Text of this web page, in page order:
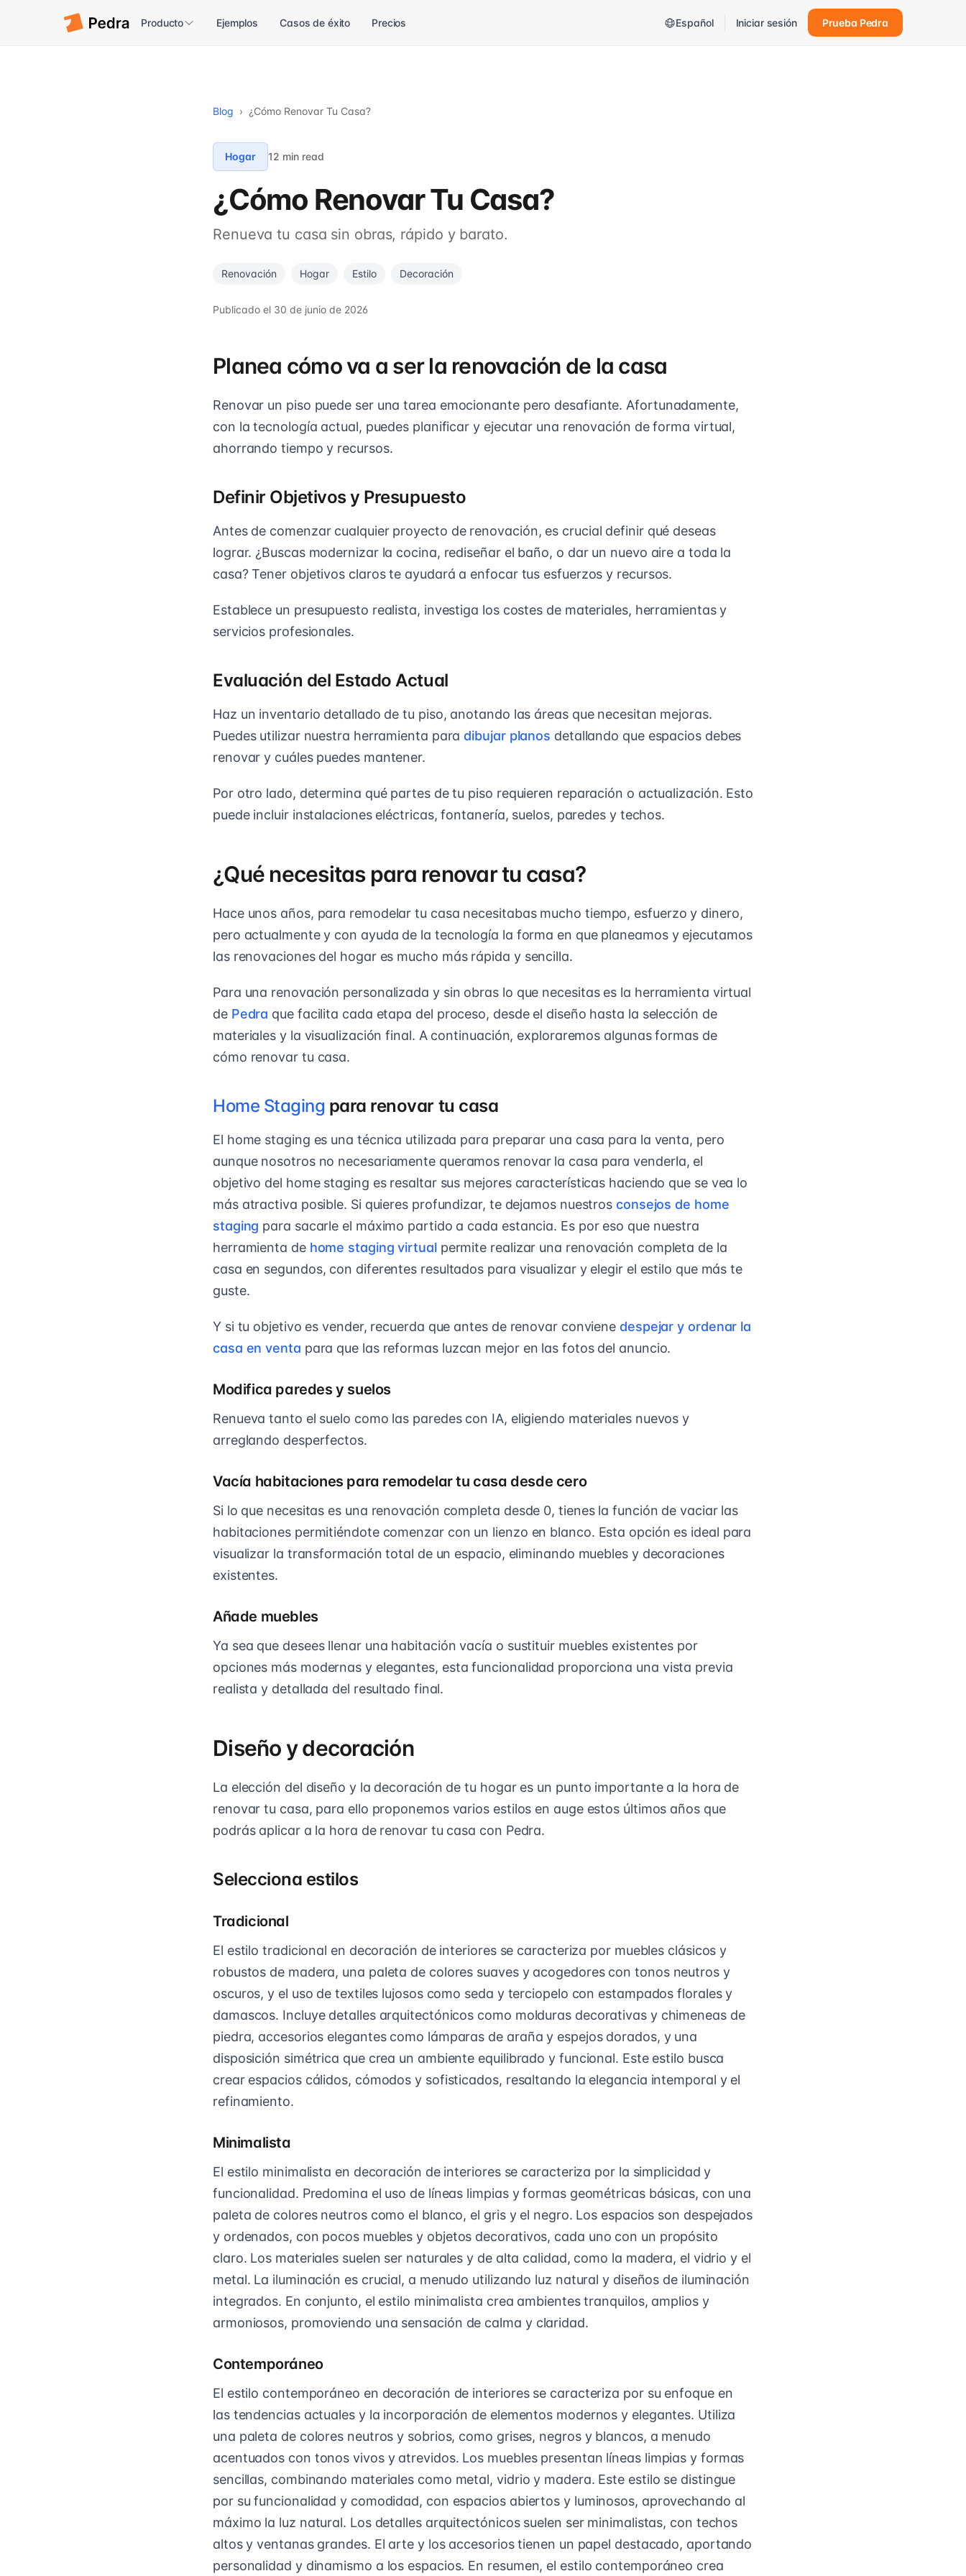
Producto Ejemplos Casos de éxito Precios Español Iniciar sesión Prueba Pedra
Blog › ¿Cómo Renovar Tu Casa?
Hogar 12 min read
¿Cómo Renovar Tu Casa?
Renueva tu casa sin obras, rápido y barato.
Renovación Hogar Estilo Decoración
Publicado el 30 de junio de 2026
Planea cómo va a ser la renovación de la casa
Renovar un piso puede ser una tarea emocionante pero desafiante. Afortunadamente,
con la tecnología actual, puedes planificar y ejecutar una renovación de forma virtual,
ahorrando tiempo y recursos.
Definir Objetivos y Presupuesto
Antes de comenzar cualquier proyecto de renovación, es crucial definir qué deseas
lograr. ¿Buscas modernizar la cocina, rediseñar el baño, o dar un nuevo aire a toda la
casa? Tener objetivos claros te ayudará a enfocar tus esfuerzos y recursos.
Establece un presupuesto realista, investiga los costes de materiales, herramientas y
servicios profesionales.
Evaluación del Estado Actual
Haz un inventario detallado de tu piso, anotando las áreas que necesitan mejoras.
Puedes utilizar nuestra herramienta para dibujar planos detallando que espacios debes
renovar y cuáles puedes mantener.
Por otro lado, determina qué partes de tu piso requieren reparación o actualización. Esto
puede incluir instalaciones eléctricas, fontanería, suelos, paredes y techos.
¿Qué necesitas para renovar tu casa?
Hace unos años, para remodelar tu casa necesitabas mucho tiempo, esfuerzo y dinero,
pero actualmente y con ayuda de la tecnología la forma en que planeamos y ejecutamos
las renovaciones del hogar es mucho más rápida y sencilla.
Para una renovación personalizada y sin obras lo que necesitas es la herramienta virtual
de Pedra que facilita cada etapa del proceso, desde el diseño hasta la selección de
materiales y la visualización final. A continuación, exploraremos algunas formas de
cómo renovar tu casa.
Home Staging para renovar tu casa
El home staging es una técnica utilizada para preparar una casa para la venta, pero
aunque nosotros no necesariamente queramos renovar la casa para venderla, el
objetivo del home staging es resaltar sus mejores características haciendo que se vea lo
más atractiva posible. Si quieres profundizar, te dejamos nuestros consejos de home
staging para sacarle el máximo partido a cada estancia. Es por eso que nuestra
herramienta de home staging virtualpermite realizar una renovación completa de la
casa en segundos, con diferentes resultados para visualizar y elegir el estilo que más te
guste.
Y si tu objetivo es vender, recuerda que antes de renovar conviene despejar y ordenar la
casa en venta para que las reformas luzcan mejor en las fotos del anuncio.
Modifica paredes y suelos
Renueva tanto el suelo como las paredes con IA, eligiendo materiales nuevos y
arreglando desperfectos.
Vacía habitaciones para remodelar tu casa desde cero
Si lo que necesitas es una renovación completa desde 0, tienes la función de vaciar las
habitaciones permitiéndote comenzar con un lienzo en blanco. Esta opción es ideal para
visualizar la transformación total de un espacio, eliminando muebles y decoraciones
existentes.
Añade muebles
Ya sea que desees llenar una habitación vacía o sustituir muebles existentes por
opciones más modernas y elegantes, esta funcionalidad proporciona una vista previa
realista y detallada del resultado final.
Diseño y decoración
La elección del diseño y la decoración de tu hogar es un punto importante a la hora de
renovar tu casa, para ello proponemos varios estilos en auge estos últimos años que
podrás aplicar a la hora de renovar tu casa con Pedra.
Selecciona estilos
Tradicional
El estilo tradicional en decoración de interiores se caracteriza por muebles clásicos y
robustos de madera, una paleta de colores suaves y acogedores con tonos neutros y
oscuros, y el uso de textiles lujosos como seda y terciopelo con estampados florales y
damascos. Incluye detalles arquitectónicos como molduras decorativas y chimeneas de
piedra, accesorios elegantes como lámparas de araña y espejos dorados, y una
disposición simétrica que crea un ambiente equilibrado y funcional. Este estilo busca
crear espacios cálidos, cómodos y sofisticados, resaltando la elegancia intemporal y el
refinamiento.
Minimalista
El estilo minimalista en decoración de interiores se caracteriza por la simplicidad y
funcionalidad. Predomina el uso de líneas limpias y formas geométricas básicas, con una
paleta de colores neutros como el blanco, el gris y el negro. Los espacios son despejados
y ordenados, con pocos muebles y objetos decorativos, cada uno con un propósito
claro. Los materiales suelen ser naturales y de alta calidad, como la madera, el vidrio y el
metal. La iluminación es crucial, a menudo utilizando luz natural y diseños de iluminación
integrados. En conjunto, el estilo minimalista crea ambientes tranquilos, amplios y
armoniosos, promoviendo una sensación de calma y claridad.
Contemporáneo
El estilo contemporáneo en decoración de interiores se caracteriza por su enfoque en
las tendencias actuales y la incorporación de elementos modernos y elegantes. Utiliza
una paleta de colores neutros y sobrios, como grises, negros y blancos, a menudo
acentuados con tonos vivos y atrevidos. Los muebles presentan líneas limpias y formas
sencillas, combinando materiales como metal, vidrio y madera. Este estilo se distingue
por su funcionalidad y comodidad, con espacios abiertos y luminosos, aprovechando al
máximo la luz natural. Los detalles arquitectónicos suelen ser minimalistas, con techos
altos y ventanas grandes. El arte y los accesorios tienen un papel destacado, aportando
personalidad y dinamismo a los espacios. En resumen, el estilo contemporáneo crea